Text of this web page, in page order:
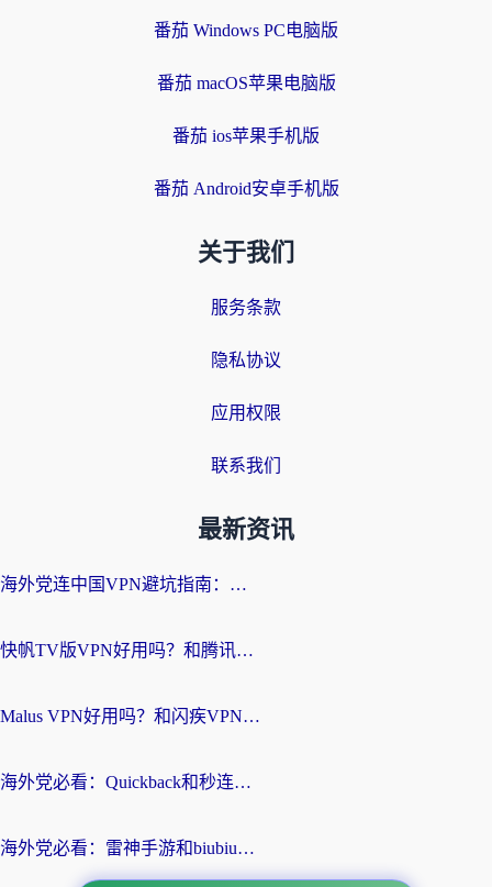
番茄 Windows PC电脑版
番茄 macOS苹果电脑版
番茄 ios苹果手机版
番茄 Android安卓手机版
关于我们
服务条款
隐私协议
应用权限
联系我们
最新资讯
海外党连中国VPN避坑指南：如何选到真正能无缝刷国内资源的加速器？
快帆TV版VPN好用吗？和腾讯VPN对比哪个回国效果更好？海外党必看的真实体验指南
Malus VPN好用吗？和闪疾VPN对比哪个回国效果更好？海外华人的实用避坑指南
海外党必看：Quickback和秒连好用吗？3步选对回国加速器，无缝刷国内资源
海外党必看：雷神手游和biubiu好用吗？3招选对回国加速器无缝刷国内资源